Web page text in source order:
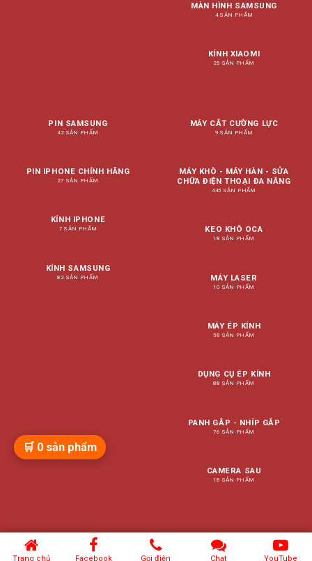
MÀN HÌNH SAMSUNG
4 SẢN PHẨM
KÍNH XIAOMI
25 SẢN PHẨM
PIN SAMSUNG
42 SẢN PHẨM
PIN IPHONE CHÍNH HÃNG
27 SẢN PHẨM
KÍNH IPHONE
7 SẢN PHẨM
KÍNH SAMSUNG
82 SẢN PHẨM
MÁY CẮT CƯỜNG LỰC
9 SẢN PHẨM
MÁY KHÒ - MÁY HÀN - SỬA
CHỮA ĐIỆN THOẠI ĐA NĂNG
445 SẢN PHẨM
KEO KHÔ OCA
18 SẢN PHẨM
MÁY LASER
10 SẢN PHẨM
MÁY ÉP KÍNH
58 SẢN PHẨM
DỤNG CỤ ÉP KÍNH
88 SẢN PHẨM
PANH GẮP - NHÍP GẮP
76 SẢN PHẨM
CAMERA SAU
18 SẢN PHẨM
Trang chủ Facebook Gọi điện Chat YouTube
🛒 0 sản phẩm